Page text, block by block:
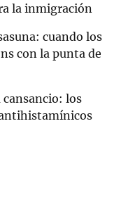
la inmigración
cuando los
con la punta de
los